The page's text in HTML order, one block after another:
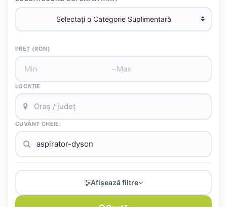
PREȚ (RON)
–
LOCAȚIE
CUVÂNT CHEIE:
Afișează filtre